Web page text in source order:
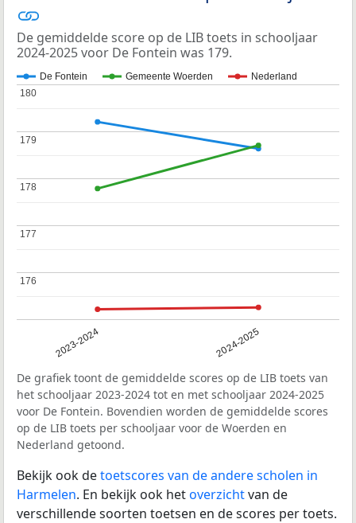
De gemiddelde score op de LIB toets in schooljaar
2024-2025 voor De Fontein was 179.
De Fontein Gemeente Woerden Nederland
2023-2024 2024-2025
176
176
177
177
178
178
179
179
180
180
De grafiek toont de gemiddelde scores op de LIB toets van
het schooljaar 2023-2024 tot en met schooljaar 2024-2025
voor De Fontein. Bovendien worden de gemiddelde scores
op de LIB toets per schooljaar voor de Woerden en
Nederland getoond.
Bekijk ook detoetscores van de andere scholen in
Harmelen. En bekijk ook hetoverzichtvan de
verschillende soorten toetsen en de scores per toets.